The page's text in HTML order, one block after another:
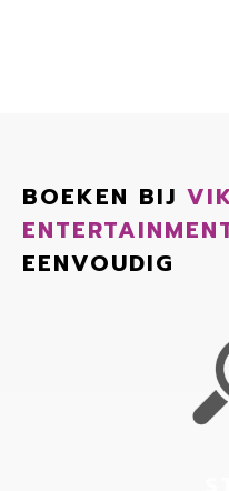
BOEKEN BIJ
EENVOUDIG